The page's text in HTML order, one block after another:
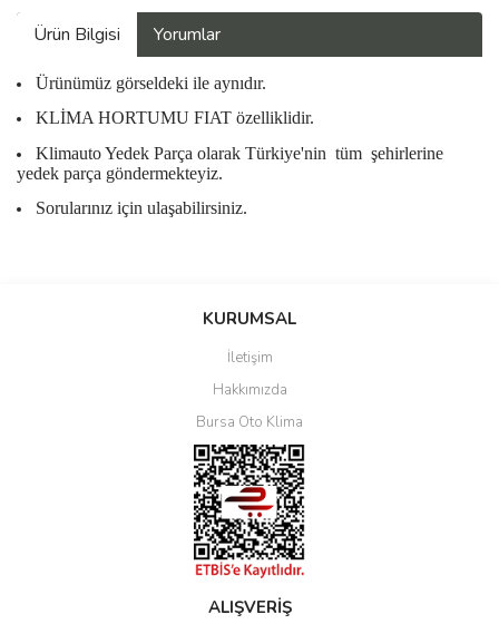
Ürün Bilgisi Yorumlar
Ürünümüz görseldeki ile aynıdır.
KLİMA HORTUMU FIAT özelliklidir.
Klimauto Yedek Parça olarak Türkiye'nin tüm şehirlerine
yedek parça göndermekteyiz.
Sorularınız için ulaşabilirsiniz.
Bu ürüne ilk yorumu siz yapın!
Yorum Yaz
KURUMSAL
İletişim
Hakkımızda
Bursa Oto Klima
ALIŞVERİŞ